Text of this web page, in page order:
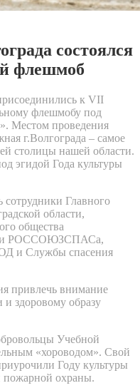
состоялся
флешмоб
к VII
флешмобу под
Местом проведения
г.Волгограда – самое
столицы нашей области.
эгидой Года культуры
Главного
области,
общества
РОССОЮЗСПАСа,
и Службы спасения
привлечь внимание
и здоровому образу
Учебной
«хороводом». Свой
Году культуры
пожарной охраны.